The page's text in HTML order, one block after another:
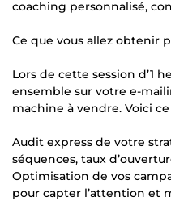
coaching personnalisé,
Ce que vous allez obtenir
Lors de cette session d’1
ensemble sur votre e-
machine à vendre. Voici
Audit express de votre
séquences, taux
Optimisation de vos
pour capter l’attention et